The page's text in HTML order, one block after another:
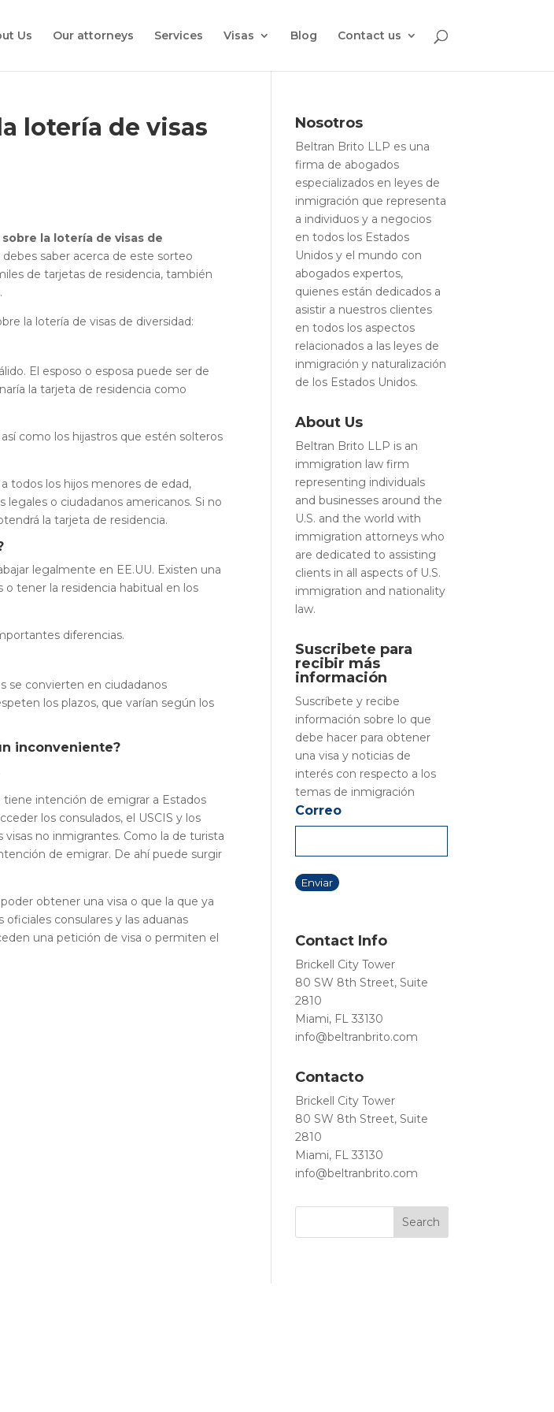
Us Our attorneys Services Visas Blog Contact us
lotería de visas
la lotería de visas de
saber acerca de este sorteo
de tarjetas de residencia, también
la lotería de visas de diversidad:
El esposo o esposa puede ser de
la tarjeta de residencia como
como los hijastros que estén solteros
todos los hijos menores de edad,
o ciudadanos americanos. Si no
la tarjeta de residencia.
legalmente en EE.UU. Existen una
tener la residencia habitual en los
diferencias.
se convierten en ciudadanos
los plazos, que varían según los
inconveniente?
tiene intención de emigrar a Estados
los consulados, el USCIS y los
no inmigrantes. Como la de turista
de emigrar. De ahí puede surgir
obtener una visa o que la que ya
consulares y las aduanas
una petición de visa o permiten el
Nosotros
Beltran Brito LLP es una
firma de abogados
especializados en leyes de
inmigración que representa
a individuos y a negocios
en todos los Estados
Unidos y el mundo con
abogados expertos,
quienes están dedicados a
asistir a nuestros clientes
en todos los aspectos
relacionados a las leyes de
inmigración y naturalización
de los Estados Unidos.
About Us
Beltran Brito LLP is an
immigration law firm
representing individuals
and businesses around the
U.S. and the world with
immigration attorneys who
are dedicated to assisting
clients in all aspects of U.S.
immigration and nationality
law.
Suscribete para
recibir más
información
Suscríbete y recibe
información sobre lo que
debe hacer para obtener
una visa y noticias de
interés con respecto a los
temas de inmigración
Correo
Contact Info
Brickell City Tower
80 SW 8th Street, Suite
2810
Miami, FL 33130
info@beltranbrito.com
Contacto
Brickell City Tower
80 SW 8th Street, Suite
2810
Miami, FL 33130
info@beltranbrito.com